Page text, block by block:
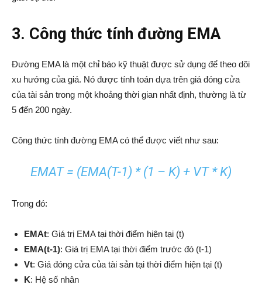
3. Công thức tính đường EMA
Đường EMA là một chỉ báo kỹ thuật được sử dụng để theo dõi
xu hướng của giá. Nó được tính toán dựa trên giá đóng cửa
của tài sản trong một khoảng thời gian nhất định, thường là từ
5 đến 200 ngày.
Công thức tính đường EMA có thể được viết như sau:
EMAT = (EMA(T-1) * (1 – K) + VT * K)
Trong đó:
EMAt: Giá trị EMA tại thời điểm hiện tại (t)
EMA(t-1): Giá trị EMA tại thời điểm trước đó (t-1)
Vt: Giá đóng cửa của tài sản tại thời điểm hiện tại (t)
K: Hệ số nhân